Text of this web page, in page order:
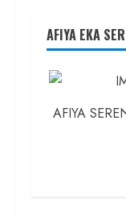
AFIYA EKA
AFIYA